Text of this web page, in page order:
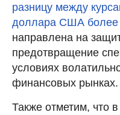
разницу между
доллара США более
направлена на
предотвращение
условиях
финансовых рынках.
Также отметим, что